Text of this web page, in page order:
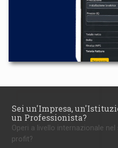
Sei un'Impresa,
un Professionista?
Operi a livello internazionale
profit?